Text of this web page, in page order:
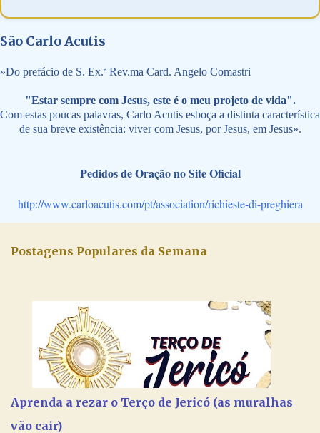
São Carlo Acutis
»Do prefácio de S. Ex.ª Rev.ma Card. Angelo Comastri
"Estar sempre com Jesus, este é o meu projeto de vida".
Com estas poucas palavras, Carlo Acutis esboça a distinta característica
de sua breve existência: viver com Jesus, por Jesus, em Jesus».
Pedidos de Oração no Site Oficial
http://www.carloacutis.com/pt/association/richieste-di-preghiera
Postagens Populares da Semana
Aprenda a rezar o Terço de Jericó (as muralhas
vão cair)